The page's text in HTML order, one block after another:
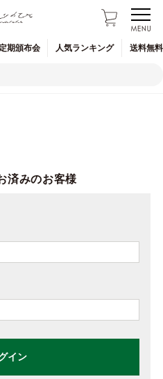
定期頒布会 人気ランキング 送料無
済みのお客様
イン